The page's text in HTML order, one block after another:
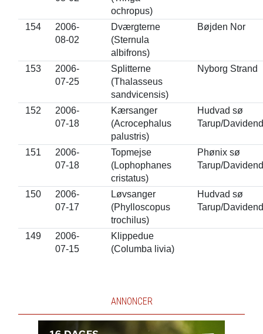
ochropus)
154
2006-
08-02
Dværgterne
(Sternula
albifrons)
Bøjden Nor
153
2006-
07-25
Splitterne
(Thalasseus
sandvicensis)
Nyborg Strand
152
2006-
07-18
Kærsanger
(Acrocephalus
palustris)
Hudvad sø
Tarup/
151
2006-
07-18
Topmejse
(Lophophanes
cristatus)
Phønix sø
Tarup/
150
2006-
07-17
Løvsanger
(Phylloscopus
trochilus)
Hudvad sø
Tarup/
149
2006-
07-15
Klippedue
(Columba livia)
ANNONCER